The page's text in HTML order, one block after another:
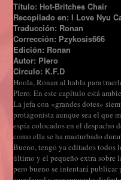
Título: Hot-Britches Chair
Recopilado en: I Love Nyu
Traducción: Ronan
Corrección: Pzykosis666
Edición: Ronan
Autor: PIero
Circulo: K.F.D
Hoola, Ronan al habla para
PIero. En este capítulo está
La jefa con «grandes dotes»
protagonista aunque sea el que
espía colocados en el despacho
como ella se ha masturbado
Bueno, tengo ya editados todos
último y el pequeño extra sobre
pero bueno se intentará publicar